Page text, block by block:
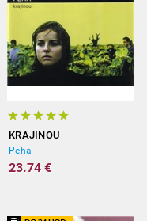
KRAJINOU
Peha
23.74 €